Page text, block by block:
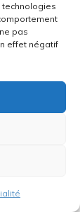
pas
effet négatif
annule
serrée,
jamais.
:
le
identité